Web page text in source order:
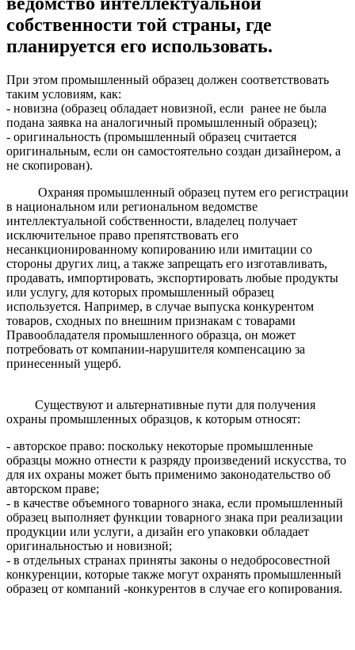
собственности той страны, где
планируется его использовать.
При этом промышленный образец должен соответствовать
таким условиям, как:
- новизна (образец обладает новизной, если ранее не была
подана заявка на аналогичный промышленный образец);
- оригинальность (промышленный образец считается
оригинальным, если он самостоятельно создан дизайнером, а
не скопирован).
Охраняя промышленный образец путем его регистрации
в национальном или региональном ведомстве
интеллектуальной собственности, владелец получает
исключительное право препятствовать его
несанкционированному копированию или имитации со
стороны других лиц, а также запрещать его изготавливать,
продавать, импортировать, экспортировать любые продукты
или услугу, для которых промышленный образец
используется. Например, в случае выпуска конкурентом
товаров, сходных по внешним признакам с товарами
Правообладателя промышленного образца, он может
потребовать от компании-нарушителя компенсацию за
принесенный ущерб.
Существуют и альтернативные пути для получения
охраны промышленных образцов, к которым относят:
- авторское право: поскольку некоторые промышленные
образцы можно отнести к разряду произведений искусства, то
для их охраны может быть применимо законодательство об
авторском праве;
- в качестве объемного товарного знака, если промышленный
образец выполняет функции товарного знака при реализации
продукции или услуги, а дизайн его упаковки обладает
оригинальностью и новизной;
- в отдельных странах приняты законы о недобросовестной
конкуренции, которые также могут охранять промышленный
образец от компаний -конкурентов в случае его копирования.